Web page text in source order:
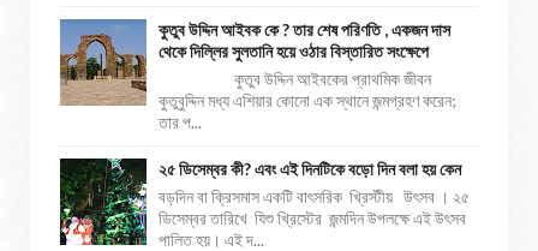
কুতুব উদ্দিন আইবক কে ? তার শেষ পরিণতি , একজন দাস
থেকে দিল্লির সুলতানি হয়ে ওঠার বিস্তারিত সংক্ষেপে
কুতুব উদ্দিন আইবকের প্রাথমিক জীবন
কুতুবুদ্দিন মধ্য এশিয়ার কোনো এক স্থানে জন্মগ্রহণ করেন;
তার প...
২৫ ডিসেম্বর কী? এবং এই দিনটিকে বড়ো দিন বলা হয় কেন
বড়দিন বা ক্রিসমাস একটি বাৎসরিক খ্রিস্টীয় উৎসব । ২৫
ডিসেম্বর তারিখে যিশু খ্রিস্টের জন্মদিন উপলক্ষে এই উৎসব
পালিত হয়। এই দ...